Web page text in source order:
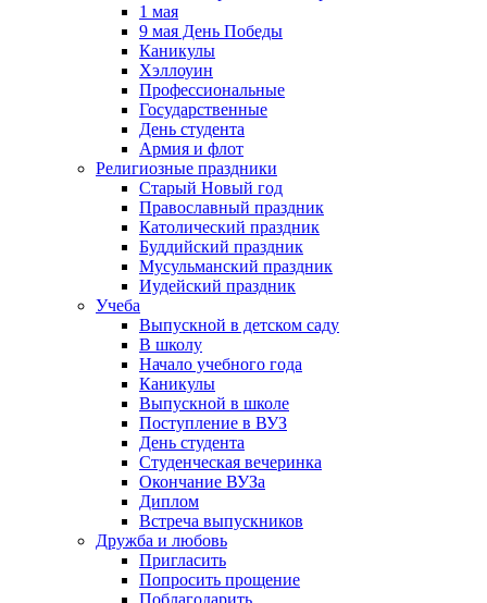
1 мая
9 мая День Победы
Каникулы
Хэллоуин
Профессиональные
Государственные
День студента
Армия и флот
Религиозные праздники
Старый Новый год
Православный праздник
Католический праздник
Буддийский праздник
Мусульманский праздник
Иудейский праздник
Учеба
Выпускной в детском саду
В школу
Начало учебного года
Каникулы
Выпускной в школе
Поступление в ВУЗ
День студента
Студенческая вечеринка
Окончание ВУЗа
Диплом
Встреча выпускников
Дружба и любовь
Пригласить
Попросить прощение
Поблагодарить